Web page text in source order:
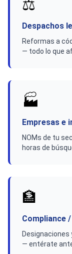
⚖️
Despachos
Reformas a
— todo lo que
🏭
Empresas e
NOMs de tu
horas de
🏦
Compliance /
Designaciones
— entérate